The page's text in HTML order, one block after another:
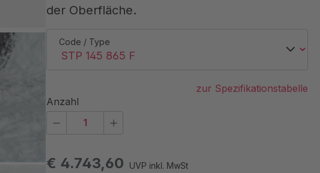
der Oberfläche.
€ 4.743,60
UVP inkl. MwSt
Code / Type
zur Spezifikationstabelle
Anzahl